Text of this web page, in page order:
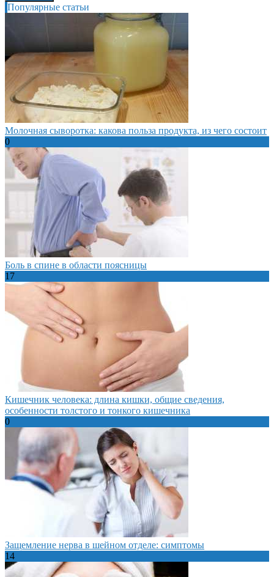
Популярные статьи
Молочная сыворотка: какова польза продукта, из чего состоит
0
Боль в спине в области поясницы
17
Кишечник человека: длина кишки, общие сведения,
особенности толстого и тонкого кишечника
0
Защемление нерва в шейном отделе: симптомы
14